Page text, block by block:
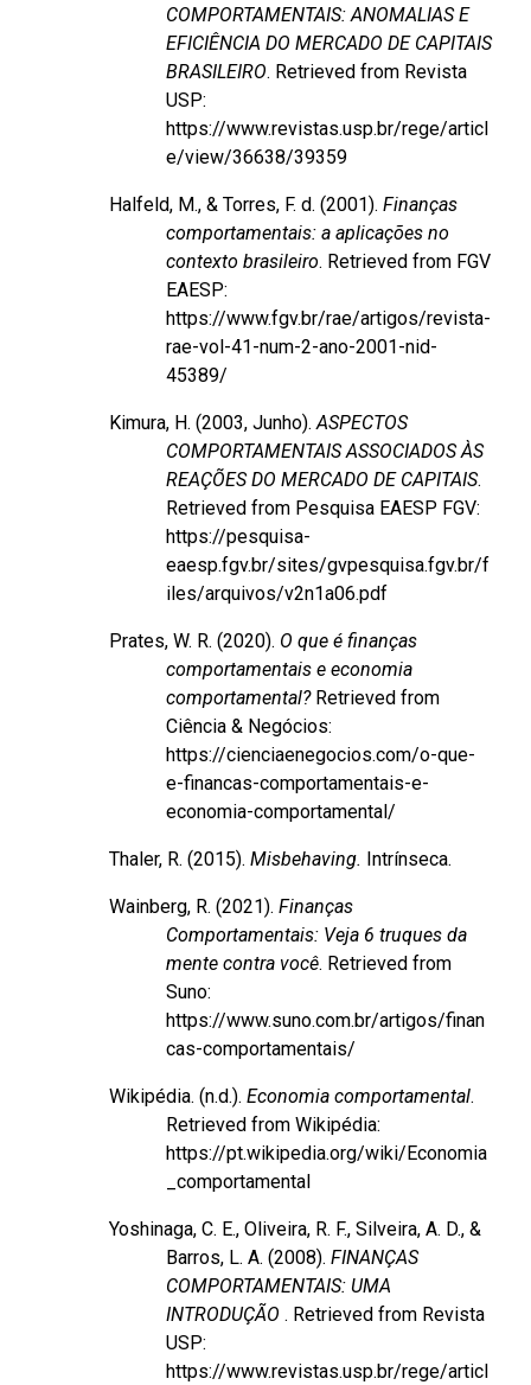
COMPORTAMENTAIS: ANOMALIAS E
EFICIÊNCIA DO MERCADO DE CAPITAIS
BRASILEIRO. Retrieved from Revista
USP:
https://www.revistas.usp.br/rege/articl
e/view/36638/39359
Halfeld, M., & Torres, F. d. (2001).Finanças
comportamentais: a aplicações no
contexto brasileiro. Retrieved from FGV
EAESP:
https://www.fgv.br/rae/artigos/revista-
rae-vol-41-num-2-ano-2001-nid-
45389/
Kimura, H. (2003, Junho).ASPECTOS
COMPORTAMENTAIS ASSOCIADOS ÀS
REAÇÕES DO MERCADO DE CAPITAIS.
Retrieved from Pesquisa EAESP FGV:
https://pesquisa-
eaesp.fgv.br/sites/gvpesquisa.fgv.br/f
iles/arquivos/v2n1a06.pdf
Prates, W. R. (2020). O que é finanças
comportamentais e economia
comportamental?Retrieved from
Ciência & Negócios:
https://cienciaenegocios.com/o-que-
e-financas-comportamentais-e-
economia-comportamental/
Thaler, R. (2015).Misbehaving. Intrínseca.
Wainberg, R. (2021).Finanças
Comportamentais: Veja 6 truques da
mente contra você. Retrieved from
Suno:
https://www.suno.com.br/artigos/finan
cas-comportamentais/
Wikipédia. (n.d.).Economia comportamental.
Retrieved from Wikipédia:
https://pt.wikipedia.org/wiki/Economia
_comportamental
Yoshinaga, C. E., Oliveira, R. F., Silveira, A. D., &
Barros, L. A. (2008).FINANÇAS
COMPORTAMENTAIS: UMA
INTRODUÇÃO. Retrieved from Revista
USP:
https://www.revistas.usp.br/rege/articl